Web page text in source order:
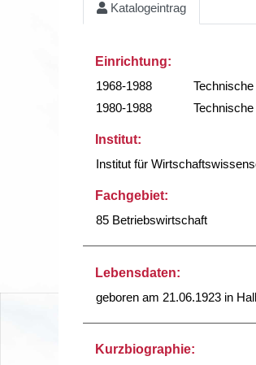
Katalogeintrag
Einrichtung:
1968-1988
1980-1988
Institut:
Institut für
Fachgebiet:
85 Betriebswirtschaft
Lebensdaten:
geboren am 21.06.1923 in
Kurzbiographie: